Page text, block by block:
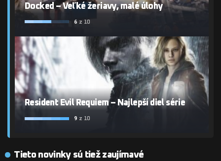
Docked – Veľké žeriavy, malé úlohy
6 z 10
Resident Evil Requiem – Najlepší diel série
9 z 10
Tieto novinky sú tiež zaujímavé